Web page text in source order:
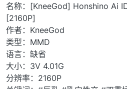
名称：[KneeGod] Honshino Ai
[2160P]
作者：KneeGod
类型：MMD
语言：缺省
大小：3V 4.01G
分辨率：2160P